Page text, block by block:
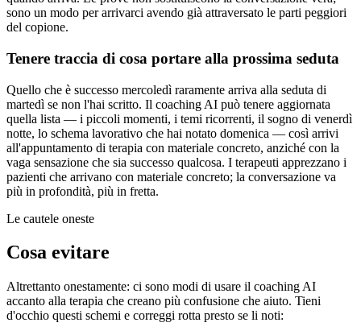
sono un modo per arrivarci avendo già attraversato le parti peggiori
del copione.
Tenere traccia di cosa portare alla prossima seduta
Quello che è successo mercoledì raramente arriva alla seduta di
martedì se non l'hai scritto. Il coaching AI può tenere aggiornata
quella lista — i piccoli momenti, i temi ricorrenti, il sogno di venerdì
notte, lo schema lavorativo che hai notato domenica — così arrivi
all'appuntamento di terapia con materiale concreto, anziché con la
vaga sensazione che sia successo qualcosa. I terapeuti apprezzano i
pazienti che arrivano con materiale concreto; la conversazione va
più in profondità, più in fretta.
Le cautele oneste
Cosa evitare
Altrettanto onestamente: ci sono modi di usare il coaching AI
accanto alla terapia che creano più confusione che aiuto. Tieni
d'occhio questi schemi e correggi rotta presto se li noti: